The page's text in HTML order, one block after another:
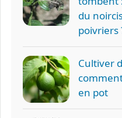
du
poivriers
Cultiver
en pot